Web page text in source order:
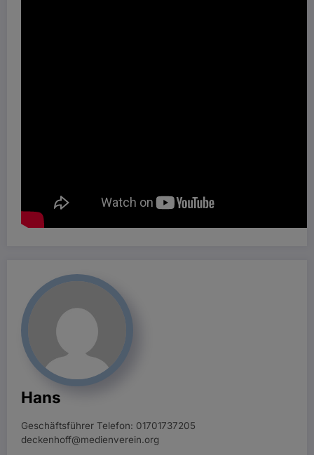
Hans
Geschäftsführer Telefon: 01701737205
deckenhoff@medienverein.org